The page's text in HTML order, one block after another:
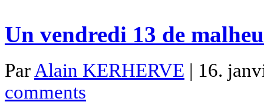
Un vendredi 13 de
Par Alain KERHERVE | 16.
comments